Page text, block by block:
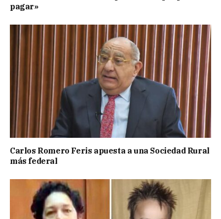
pagar»
Carlos Romero Feris apuesta a una Sociedad Rural
más federal